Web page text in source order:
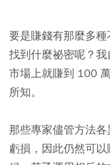
要是賺錢有那麼多
找到什麼祕密呢？
市場上就賺到 100
所知。
那些專家儘管方法
虧損，因此仍然可